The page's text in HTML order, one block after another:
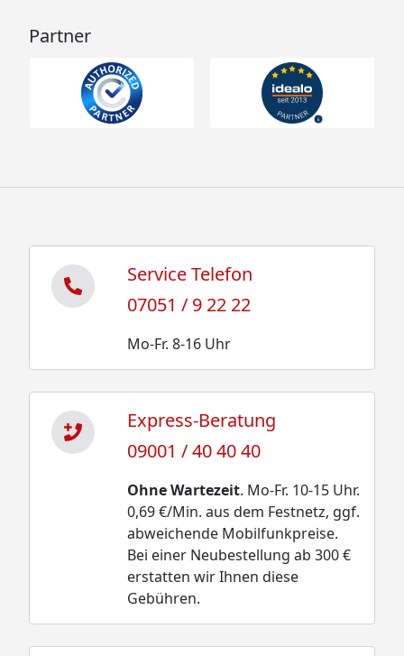
Partner
Service Telefon
07051 / 9 22 22
Mo-Fr. 8-16 Uhr
Express-Beratung
09001 / 40 40 40
Ohne Wartezeit. Mo-Fr. 10-15 Uhr.
0,69 €/Min. aus dem Festnetz, ggf.
abweichende Mobilfunkpreise.
Bei einer Neubestellung ab 300 €
erstatten wir Ihnen diese
Gebühren.